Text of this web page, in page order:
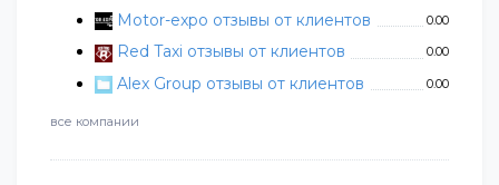
Motor-expo отзывы от клиентов 0.00
Red Taxi отзывы от клиентов 0.00
Alex Group отзывы от клиентов 0.00
все компании